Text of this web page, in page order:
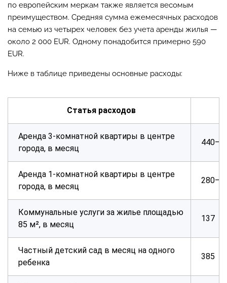
по европейским меркам также является весомым
преимуществом. Средняя сумма ежемесячных расходов
на семью из четырех человек без учета аренды жилья —
около 2 000 EUR. Одному понадобится примерно 590
EUR.
Ниже в таблице приведены основные расходы:
Статья расходов
Аренда 3-комнатной квартиры в центре
города, в месяц
440–1
Аренда 1-комнатной квартиры в центре
города, в месяц
Коммунальные услуги за жилье площадью
85 м², в месяц
137
Частный детский сад в месяц на одного
ребенка
385